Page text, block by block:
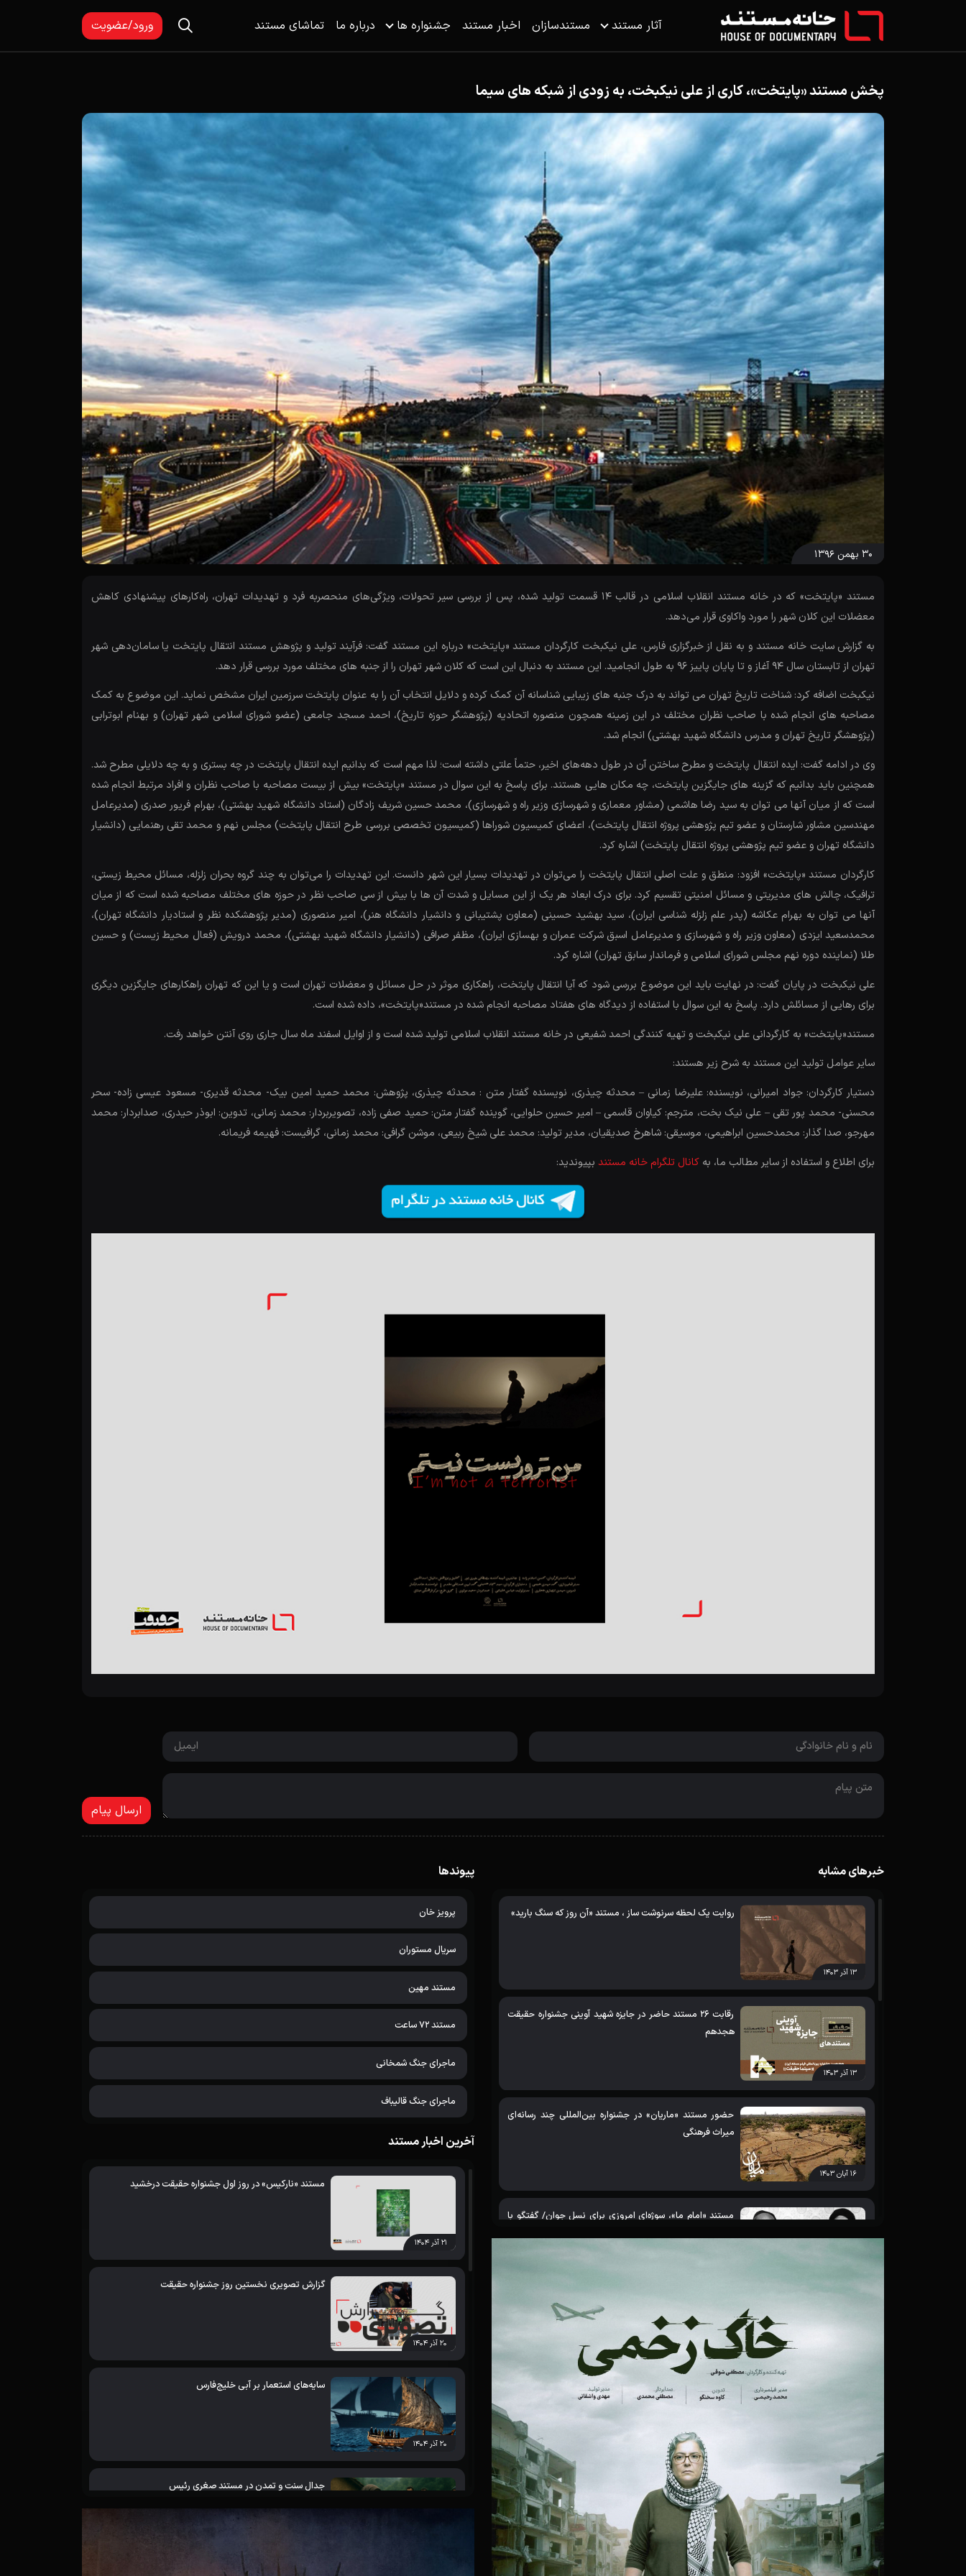
آثار مستند مستندسازان اخبار مستند جشنواره ها درباره ما تماشای مستند ورود/عضویت
پیوندها
پرویز خان
سریال مستوران
مستند مهین
مستند 72 ساعت
ماجرای جنگ شمخانی
ماجرای جنگ قالیباف
آخرین اخبار مستند
۲۱ آذر ۱۴۰۴
مستند «نارکیس» در روز اول جشنواره حقیقت درخشید
۲۰ آذر ۱۴۰۴
گزارش تصویری نخستین روز جشنواره حقیقت
۲۰ آذر ۱۴۰۴
سایه‌های استعمار بر آبی خلیج‌فارس
جدال سنت و تمدن در مستند صغری رئیس
پخش مستند «پایتخت»، کاری از علی نیکبخت، به زودی از شبکه های سیما
۳۰ بهمن ۱۳۹۶
مستند «پایتخت» که در خانه مستند انقلاب اسلامی در قالب 14 قسمت تولید شده، پس از بررسی سیر تحولات، ویژگی‌های منحصربه فرد و تهدیدات تهران، راه‌کارهای پیشنهادی کاهش
معضلات این کلان شهر را مورد واکاوی قرار می‌­دهد.
به گزارش سایت خانه مستند و به نقل از خبرگزاری فارس، علی نیکبخت کارگردان مستند «پایتخت» درباره این مستند گفت: فرآیند تولید و پژوهش مستند انتقال پایتخت یا سامان‌دهی شهر
تهران از تابستان سال 94 آغاز و تا پایان پاییز 96 به طول انجامید. این مستند به دنبال این است که کلان شهر تهران را از جنبه­ های مختلف مورد بررسی قرار دهد.
نیکبخت اضافه کرد: شناخت تاریخ تهران می­ تواند به درک جنبه­ های زیبایی­ شناسانه آن کمک کرده و دلایل انتخاب آن را به عنوان پایتخت سرزمین ایران مشخص نماید. این موضوع به کمک
مصاحبه­ های انجام شده با صاحب ­نظران مختلف در این زمینه همچون منصوره اتحادیه (پژوهشگر حوزه تاریخ)، احمد مسجد جامعی (عضو شورای اسلامی شهر تهران) و بهنام ابوترابی
(پژوهشگر تاریخ تهران و مدرس دانشگاه شهید بهشتی) انجام شد.
وی در ادامه گفت: ایده انتقال پایتخت و مطرح­ ساختن آن در طول دهه‌های اخیر، حتماً علتی داشته است؛ لذا مهم است که بدانیم ایده انتقال پایتخت در چه بستری و به چه دلایلی مطرح شد.
همچنین باید بدانیم که گزینه­ های جایگزین پایتخت، چه مکان ­هایی هستند. برای پاسخ به این سوال در مستند «پایتخت» بیش از بیست مصاحبه با صاحب نظران و افراد مرتبط انجام شده
است که از میان آنها می ­توان به سید رضا هاشمی (مشاور معماری و شهرسازی وزیر راه و شهرسازی)، محمد حسین شریف زادگان (استاد دانشگاه شهید بهشتی)، بهرام فریور صدری (مدیرعامل
مهندسین مشاور شارستان و عضو تیم پژوهشی پروژه انتقال پایتخت)، اعضای کمیسیون شوراها (کمیسیون تخصصی بررسی طرح انتقال پایتخت) مجلس نهم و محمد تقی رهنمایی (دانشیار
دانشگاه تهران و عضو تیم پژوهشی پروژه انتقال پایتخت) اشاره کرد.
کارگردان مستند «پایتخت» افزود: منطق و علت اصلی انتقال پایتخت را می‌توان در تهدیدات بسیار این شهر دانست. این تهدیدات را می‌توان به چند گروه بحران زلزله، مسائل محیط زیستی،
ترافیک، چالش های مدیریتی و مسائل امنیتی تقسیم کرد. برای درک ابعاد هر یک از این مسایل و شدت آن ها با بیش از سی صاحب نظر در حوزه های مختلف مصاحبه شده است که از میان
آنها می­ توان به بهرام عکاشه (پدر علم زلزله شناسی ایران)، سید بهشید حسینی (معاون پشتیبانی و دانشیار دانشگاه هنر)، امیر منصوری (مدیر پژوهشکده نظر و استادیار دانشگاه تهران)،
محمدسعید ایزدی (معاون وزیر راه و شهرسازی و مدیرعامل اسبق شرکت عمران و بهسازی ایران)، مظفر صرافی (دانشیار دانشگاه شهید بهشتی)، محمد درویش (فعال محیط زیست) و حسین
طلا (نماینده دوره نهم مجلس شورای اسلامی و فرماندار سابق تهران) اشاره کرد.
علی نیکبخت در پایان گفت: در نهایت باید این موضوع بررسی شود که آیا انتقال پایتخت، راهکاری موثر در حل مسائل و معضلات تهران است و یا این که تهران راهکارهای جایگزین دیگری
برای رهایی از مسائلش دارد. پاسخ به این سوال با استفاده از دیدگاه­ های هفتاد مصاحبه انجام ­شده در مستند«پایتخت»، داده شده است.
مستند«پایتخت» به کارگردانی علی نیکبخت و تهیه کنندگی احمد شفیعی در خانه مستند انقلاب اسلامی تولید شده است و از اوایل اسفند ماه سال جاری روی آنتن خواهد رفت.
سایر عوامل تولید این مستند به شرح زیر هستند:
دستیار کارگردان: جواد امیرانی، نویسنده: علیرضا زمانی – محدثه چیذری، نویسنده گفتار متن : محدثه چیذری، پژوهش: محمد حمید امین بیک- محدثه قدیری- مسعود عیسی زاده- سحر
محسنی- محمد پور تقی – علی نیک بخت، مترجم: کیاوان قاسمی – امیر حسین حلوایی، گوینده گفتار متن: حمید صفی زاده، تصویربردار: محمد زمانی، تدوین: ابوذر حیدری، صدابردار: محمد
مهرجو، صدا گذار: محمدحسین ابراهیمی، موسیقی: شاهرخ صدیقیان، مدیر تولید: محمد علی شیخ ربیعی، موشن گرافی: محمد زمانی، گرافیست: فهیمه فریمانه.
برای اطلاع و استفاده از سایر مطالب ما، به کانال تلگرام خانه مستندبپیوندید:
خبرهای مشابه
۱۳ آذر ۱۴۰۳
روایت یک لحظه سرنوشت ساز ، مستند «آن روز که سنگ بارید»
۱۳ آذر ۱۴۰۳
رقابت 26 مستند حاضر در جایزه شهید آوینی جشنواره حقیقت
هجدهم
۱۶ آبان ۱۴۰۳
حضور مستند «ماریان» در جشنواره بین‌المللی چند رسانه‌ای
میراث‌ فرهنگی
مستند «امام ما»، سوژه‌‌ای امروزی برای نسل جوان/ گفتگو با
مستند «ماهر» در جشنواره فرانسوی به نمایش درآمد
۱۳ دی ۱۴۰۱
نامزدهای بخش مستند و داستانی جشنواره فیلم عمار معرفی
قصه پیاده روی اربعین در مستند «بچه های مدرسه دارالحکمه»